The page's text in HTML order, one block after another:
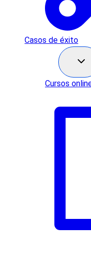
Casos de éxito
Cursos